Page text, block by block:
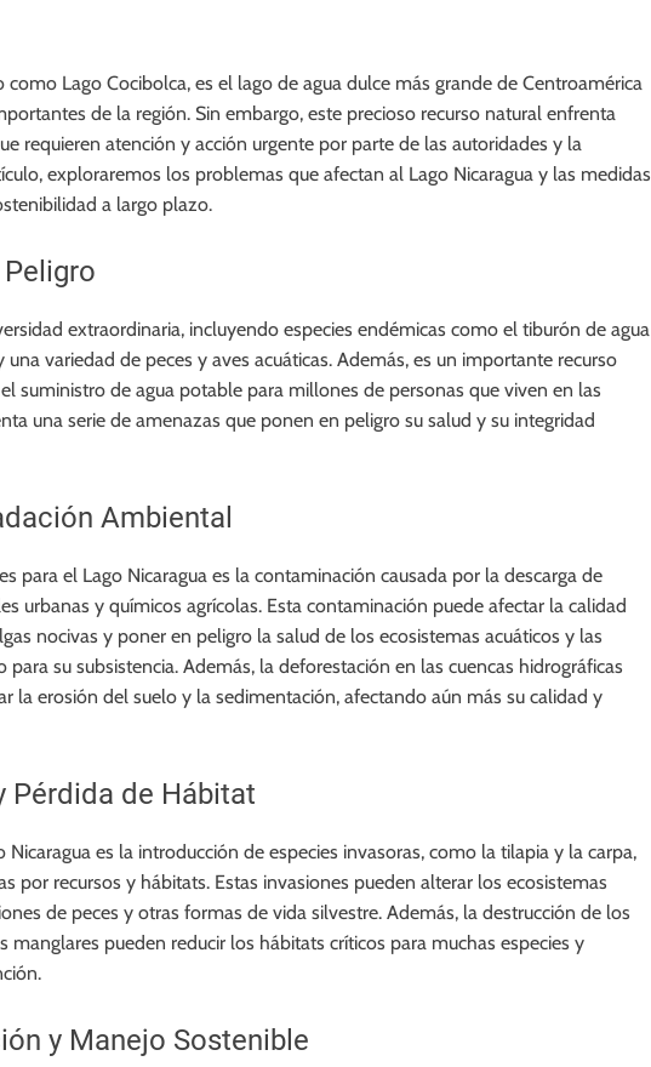
Lago Cocibolca, es el lago de agua dulce más grande de Centroamérica
de la región. Sin embargo, este precioso recurso natural enfrenta
requieren atención y acción urgente por parte de las autoridades y la
exploraremos los problemas que afectan al Lago Nicaragua y las medidas
a largo plazo.
extraordinaria, incluyendo especies endémicas como el tiburón de agua
variedad de peces y aves acuáticas. Además, es un importante recurso
suministro de agua potable para millones de personas que viven en las
una serie de amenazas que ponen en peligro su salud y su integridad
Ambiental
para el Lago Nicaragua es la contaminación causada por la descarga de
urbanas y químicos agrícolas. Esta contaminación puede afectar la calidad
nocivas y poner en peligro la salud de los ecosistemas acuáticos y las
su subsistencia. Además, la deforestación en las cuencas hidrográficas
la erosión del suelo y la sedimentación, afectando aún más su calidad y
Pérdida de Hábitat
es la introducción de especies invasoras, como la tilapia y la carpa,
por recursos y hábitats. Estas invasiones pueden alterar los ecosistemas
de peces y otras formas de vida silvestre. Además, la destrucción de los
pueden reducir los hábitats críticos para muchas especies y
y Manejo Sostenible